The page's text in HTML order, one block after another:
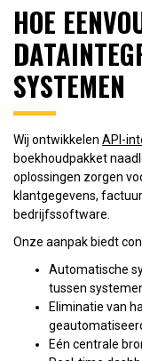
HOE
SYSTEMEN
Wij ontwikkelen API-
boekhoudpakket
oplossingen zorgen
klantgegevens,
bedrijfssoftware.
Onze aanpak biedt
Automatische
tussen
Eliminatie van
Eén centrale